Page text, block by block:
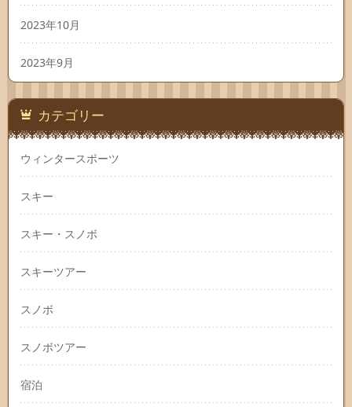
2023年10月
2023年9月
カテゴリー
ウィンタースポーツ
スキー
スキー・スノボ
スキーツアー
スノボ
スノボツアー
宿泊